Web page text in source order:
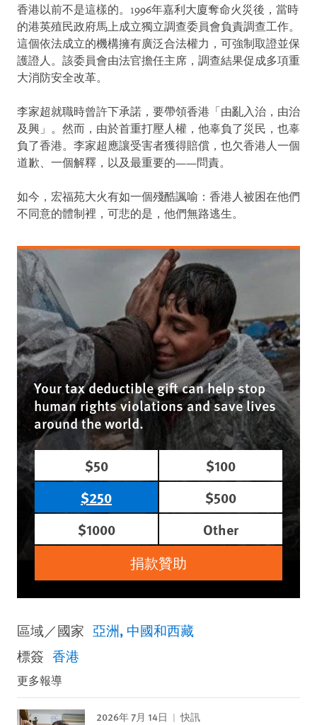
香港以前不是這樣的。1996年嘉利大廈奪命火災後，當時
的港英殖民政府馬上成立獨立調查委員會負責調查工作。
這個依法成立的機構擁有廣泛合法權力，可強制取證並保
護證人。該委員會由法官擔任主席，調查結果促成多項重
大消防安全改革。
李家超就職時曾許下承諾，要帶領香港「由亂入治，由治
及興」。然而，由於首重打壓人權，他辜負了災民，也辜
負了香港。李家超應讓受害者獲得賠償，也欠香港人一個
道歉、一個解釋，以及最重要的——問責。
如今，宏福苑大火有如一個殘酷諷喻：香港人被困在他們
不同意的體制裡，可悲的是，他們無路逃生。
Your tax deductible gift can help stop
human rights violations and save lives
around the world.
$50
$100
$250
$500
$1000
Other
捐款贊助
區域／國家 亞洲 中國和西藏
標簽 香港
更多報導
2026年 7月 14日 快訊